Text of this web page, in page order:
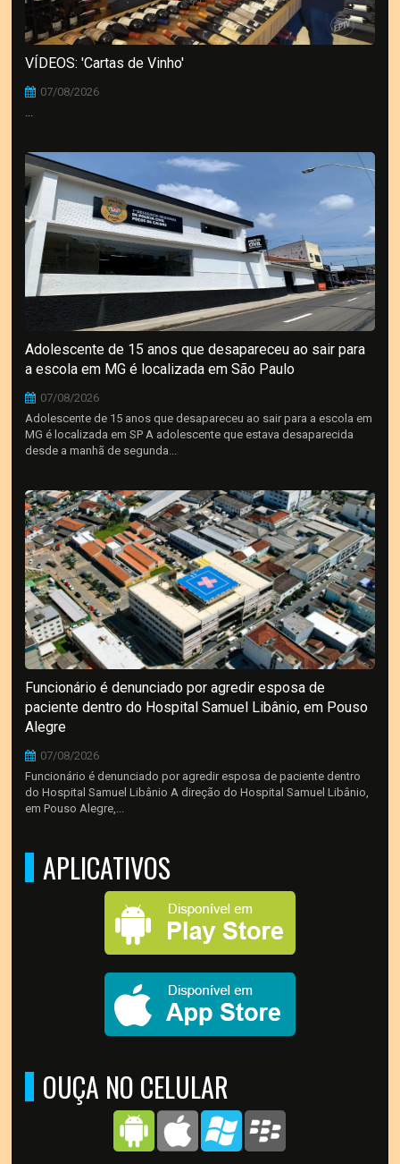
VÍDEOS: 'Cartas de Vinho'
07/08/2026
...
Adolescente de 15 anos que desapareceu ao sair para
a escola em MG é localizada em São Paulo
07/08/2026
Adolescente de 15 anos que desapareceu ao sair para a escola em
MG é localizada em SP A adolescente que estava desaparecida
desde a manhã de segunda...
Funcionário é denunciado por agredir esposa de
paciente dentro do Hospital Samuel Libânio, em Pouso
Alegre
07/08/2026
Funcionário é denunciado por agredir esposa de paciente dentro
do Hospital Samuel Libânio A direção do Hospital Samuel Libânio,
em Pouso Alegre,...
APLICATIVOS
OUÇA NO CELULAR